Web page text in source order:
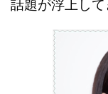
話題が浮上して